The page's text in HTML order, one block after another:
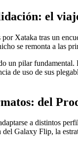
el
Xataka tras un
se remonta a las
un pilar
de uso de sus
del
a distintos
Galaxy Flip, la